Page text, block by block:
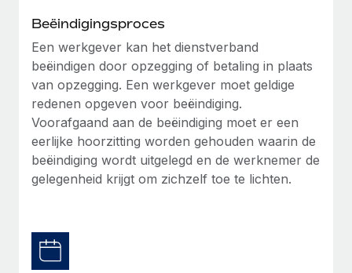
Compliance Watchtower
Blijf compliance-risico's voor
Apparaatbeheer
Lever en track wereldwijd IT-middelen
Entiteiten oprichten
Stel snel compliant entiteiten op
Secundaire arbeidsvoorwaarden
BLOG
Global Payroll
EOR en PEO
Contractor Management
Belastingen
Beëindigingsproces
Een werkgever kan het dienstverband
beëindigen door opzegging of betaling in plaats
van opzegging. Een werkgever moet geldige
redenen opgeven voor beëindiging.
Voorafgaand aan de beëindiging moet er een
eerlijke hoorzitting worden gehouden waarin de
beëindiging wordt uitgelegd en de werknemer de
gelegenheid krijgt om zichzelf toe te lichten.